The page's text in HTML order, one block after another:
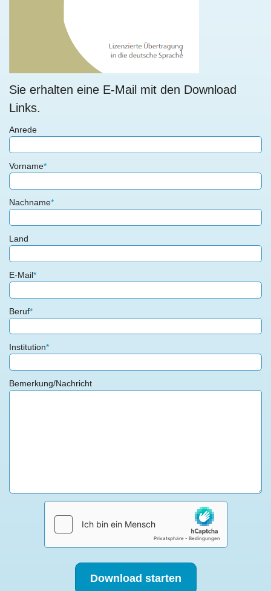
Sie erhalten eine E-Mail mit den Download
Links.
Anrede
Vorname*
Nachname*
Land
E-Mail*
Beruf*
Institution*
Bemerkung/Nachricht